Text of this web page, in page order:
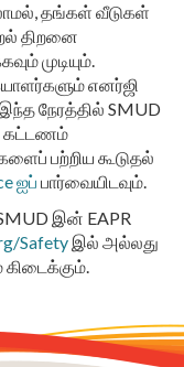
தங்கள் வீடுகள்
திறனை
முடியும்.
எனர்ஜி
நேரத்தில் SMUD
கட்டணம்
பற்றிய கூடுதல்
ஐப் பார்வையிடவும்.
இன் EAPR
Safety இல் அல்லது